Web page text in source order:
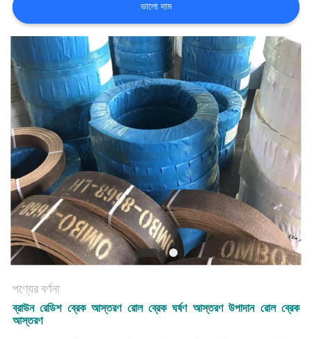
সাইট
ম্যাপ
PRIVACY
POLICY
ভালো দাম
পণ্যের বর্ণনা
ব্রাউন রেডিশ ব্রেক আস্তরণ রোল ব্রেক ঘর্ষণ আস্তরণ উপাদান রোল ব্রেক
আস্তরণ